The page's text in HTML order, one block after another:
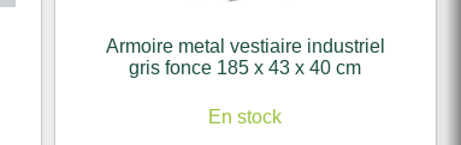
Armoire metal vestiaire industriel
gris fonce 185 x 43 x 40 cm
En stock